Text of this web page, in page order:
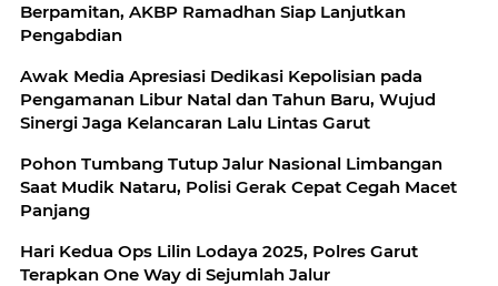
Berpamitan, AKBP Ramadhan Siap Lanjutkan
Pengabdian
Awak Media Apresiasi Dedikasi Kepolisian pada
Pengamanan Libur Natal dan Tahun Baru, Wujud
Sinergi Jaga Kelancaran Lalu Lintas Garut
Pohon Tumbang Tutup Jalur Nasional Limbangan
Saat Mudik Nataru, Polisi Gerak Cepat Cegah Macet
Panjang
Hari Kedua Ops Lilin Lodaya 2025, Polres Garut
Terapkan One Way di Sejumlah Jalur